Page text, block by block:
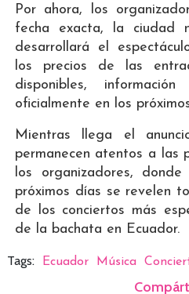
Por ahora, los
fecha exacta, la ciudad
desarrollará el
los precios de las
disponibles,
oficialmente en los
Mientras llega el
permanecen atentos a las
los organizadores,
próximos días se revelen
de los conciertos más
de la bachata en Ecuador.
Tags: Ecuador Música